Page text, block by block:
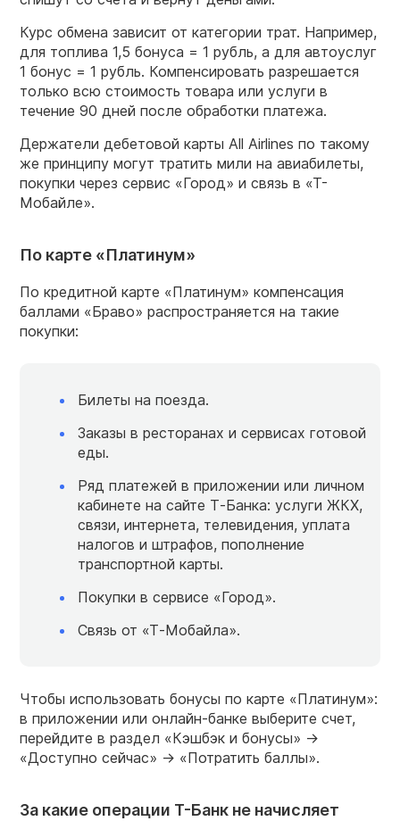
Курс обмена зависит от категории трат. Например,
для топлива 1,5 бонуса = 1 рубль, а для автоуслуг
1 бонус = 1 рубль. Компенсировать разрешается
только всю стоимость товара или услуги в
течение 90 дней после обработки платежа.
Держатели дебетовой карты All Airlines по такому
же принципу могут тратить мили на авиабилеты,
покупки через сервис «Город» и связь в «Т-
Мобайле».
По карте «Платинум»
По кредитной карте «Платинум» компенсация
баллами «Браво» распространяется на такие
покупки:
Билеты на поезда.
Заказы в ресторанах и сервисах готовой
еды.
Ряд платежей в приложении или личном
кабинете на сайте Т‑Банка: услуги ЖКХ,
связи, интернета, телевидения, уплата
налогов и штрафов, пополнение
транспортной карты.
Покупки в сервисе «Город».
Связь от «Т‑Мобайла».
Чтобы использовать бонусы по карте «Платинум»:
в приложении или онлайн-банке выберите счет,
перейдите в раздел «Кэшбэк и бонусы» →
«Доступно сейчас» → «Потратить баллы».
За какие операции Т-Банк не начисляет